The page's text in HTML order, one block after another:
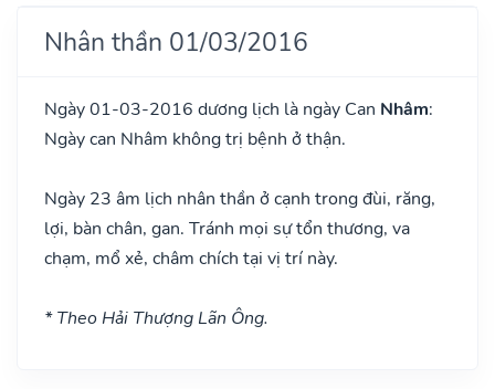
Nhân thần 01/03/2016
Ngày 01-03-2016 dương lịch là ngày Can Nhâm:
Ngày can Nhâm không trị bệnh ở thận.
Ngày 23 âm lịch nhân thần ở cạnh trong đùi, răng,
lợi, bàn chân, gan. Tránh mọi sự tổn thương, va
chạm, mổ xẻ, châm chích tại vị trí này.
* Theo Hải Thượng Lãn Ông.